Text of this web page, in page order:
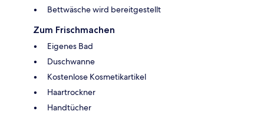
Bettwäsche wird bereitgestellt
Zum Frischmachen
Eigenes Bad
Duschwanne
Kostenlose Kosmetikartikel
Haartrockner
Handtücher